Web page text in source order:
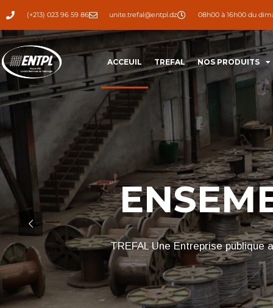
(+213) 023 96 59 86 unite.trefal@entpl.dz 08h00 à 16h00 du
ACCEUIL TREFAL NOS PRODUITS
TREFAL Une Entreprise